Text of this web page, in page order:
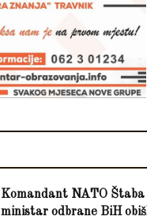
Komandant NATO Štaba
ministar odbrane BiH